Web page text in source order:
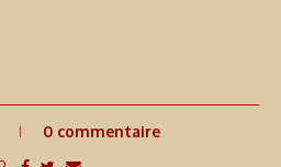
0 commentaire